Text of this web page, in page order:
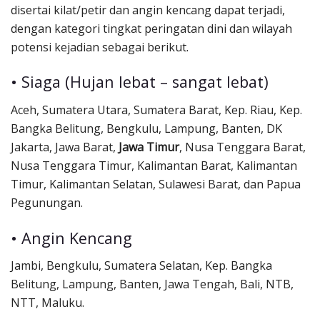
disertai kilat/petir dan angin kencang dapat terjadi,
dengan kategori tingkat peringatan dini dan wilayah
potensi kejadian sebagai berikut.
• Siaga (Hujan lebat – sangat lebat)
Aceh, Sumatera Utara, Sumatera Barat, Kep. Riau, Kep.
Bangka Belitung, Bengkulu, Lampung, Banten, DK
Jakarta, Jawa Barat, Jawa Timur, Nusa Tenggara Barat,
Nusa Tenggara Timur, Kalimantan Barat, Kalimantan
Timur, Kalimantan Selatan, Sulawesi Barat, dan Papua
Pegunungan.
• Angin Kencang
Jambi, Bengkulu, Sumatera Selatan, Kep. Bangka
Belitung, Lampung, Banten, Jawa Tengah, Bali, NTB,
NTT, Maluku.